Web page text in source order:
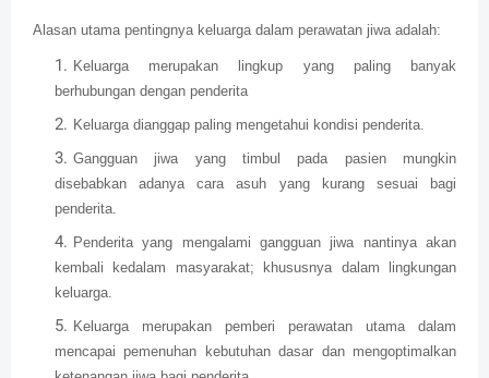
Alasan utama pentingnya keluarga dalam perawatan jiwa adalah:
Keluarga merupakan lingkup yang paling banyak
berhubungan dengan penderita
Keluarga dianggap paling mengetahui kondisi penderita.
Gangguan jiwa yang timbul pada pasien mungkin
disebabkan adanya cara asuh yang kurang sesuai bagi
penderita.
Penderita yang mengalami gangguan jiwa nantinya akan
kembali kedalam masyarakat; khususnya dalam lingkungan
keluarga.
Keluarga merupakan pemberi perawatan utama dalam
mencapai pemenuhan kebutuhan dasar dan mengoptimalkan